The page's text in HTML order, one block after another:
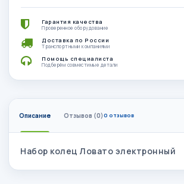
Гарантия качества
Проверенное оборудование
Доставка по России
Транспортными компаниями
Помощь специалиста
Подберём совместимые детали
Описание Отзывов (0)0 отзывов
Набор колец Ловато электронный